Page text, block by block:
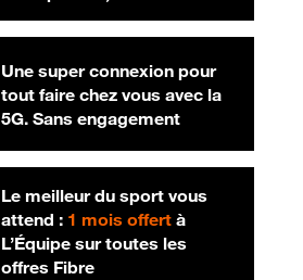
Une super connexion pour
tout faire chez vous avec la
5G. Sans engagement
Le meilleur du sport vous
attend : 1 mois offertà
L’Équipe sur toutes les
offres Fibre